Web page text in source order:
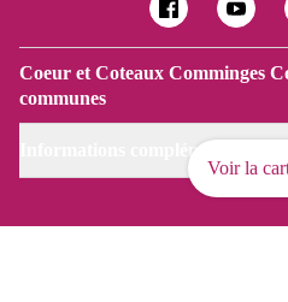
Voir la
Coeur et Coteaux Comminges
communes
Informations complémentaires